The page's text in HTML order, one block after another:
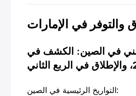
والتوفر في الإمارات
في الصين: الكشف في
التواريخ الرئيسية في الصين: